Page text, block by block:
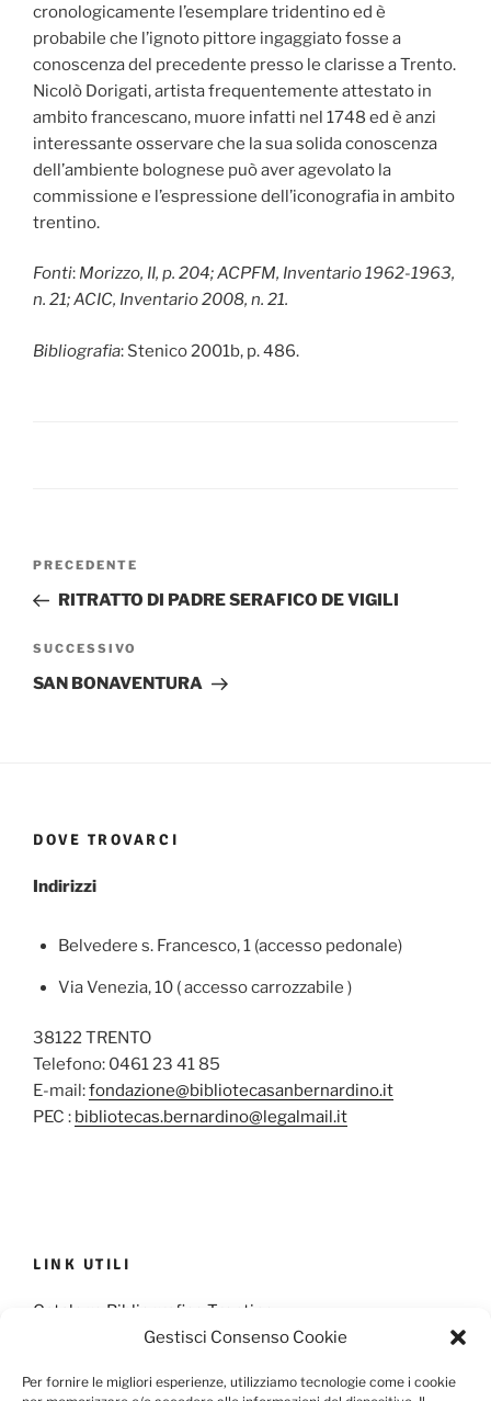
Gestisci Consenso Cookie
Per fornire le migliori esperienze, utilizziamo tecnologie come i cookie
cronologicamente l’esemplare tridentino ed è
probabile che l’ignoto pittore ingaggiato fosse a
conoscenza del precedente presso le clarisse a Trento.
Nicolò Dorigati, artista frequentemente attestato in
ambito francescano, muore infatti nel 1748 ed è anzi
interessante osservare che la sua solida conoscenza
dell’ambiente bolognese può aver agevolato la
commissione e l’espressione dell’iconografia in ambito
trentino.
Fonti: Morizzo, II, p. 204; ACPFM, Inventario 1962-1963,
n. 21; ACIC, Inventario 2008, n. 21.
Bibliografia: Stenico 2001b, p. 486.
Navigazione
Articolo
precedente:
PRECEDENTE
RITRATTO DI PADRE SERAFICO DE VIGILI
Articolo
successivo
SUCCESSIVO
SAN BONAVENTURA
DOVE TROVARCI
Indirizzi
Belvedere s. Francesco, 1 (accesso pedonale)
Via Venezia, 10 ( accesso carrozzabile )
38122 TRENTO
Telefono: 0461 23 41 85
E-mail:fondazione@bibliotecasanbernardino.it
PEC : bibliotecas.bernardino@legalmail.it
LINK UTILI
Catalogo Bibliografico Trentino